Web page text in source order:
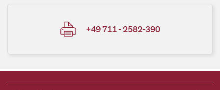
+49 711 - 2582-390